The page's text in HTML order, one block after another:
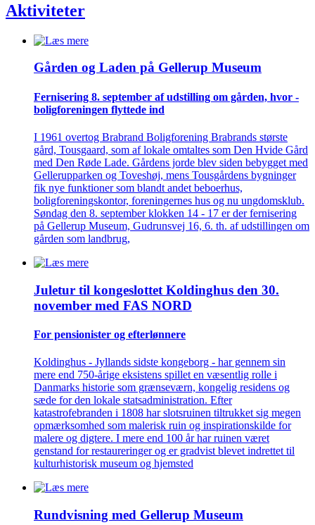
Aktiviteter
Gården og Laden på Gellerup Museum
Fernisering 8. september af ­udstilling om gården, hvor ­
bolig­foreningen flyttede ind
I 1961 overtog Brabrand Boligforening Brabrands største
gård, Tousgaard, som af lokale omtaltes som Den Hvide Gård
med Den Røde Lade. Gårdens jorde blev siden bebygget med
Gellerupparken og Toveshøj, mens Tousgårdens bygninger
fik nye funktioner som blandt andet beboerhus,
boligforeningskontor, foreningernes hus og nu ungdomsklub.
Søndag den 8. september klokken 14 - 17 er der fernisering
på Gellerup Museum, Gudrunsvej 16, 6. th. af udstillingen om
gården som landbrug,
Juletur til kongeslottet Koldinghus den 30.
november med FAS NORD
For pensionister og efterlønnere
Koldinghus - Jyllands sidste kongeborg - har gennem sin
mere end 750-årige eksistens spillet en væsentlig rolle i
Danmarks historie som grænseværn, kongelig residens og
sæde for den lokale statsadministration. Efter
katastrofebranden i 1808 har slotsruinen tiltrukket sig megen
opmærksomhed som malerisk ruin og inspirationskilde for
malere og digtere. I mere end 100 år har ruinen været
genstand for restaureringer og er gradvist blevet indrettet til
kulturhistorisk museum og hjemsted
Rundvisning med Gellerup Museum